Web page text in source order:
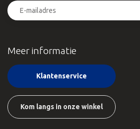
Meer informatie
Klantenservice
Kom langs in onze winkel